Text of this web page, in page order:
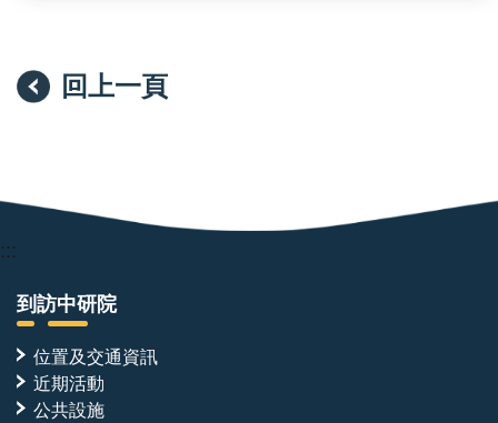
回上一頁
:::
到訪中研院
位置及交通資訊
近期活動
公共設施